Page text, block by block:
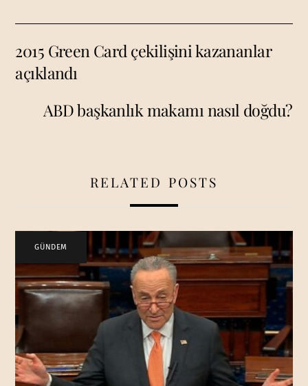
2015 Green Card çekilişini kazananlar
açıklandı
ABD başkanlık makamı nasıl doğdu?
RELATED POSTS
GÜNDEM